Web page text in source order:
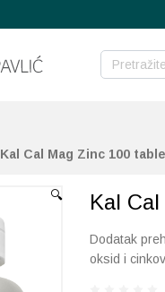
Kal Cal Mag Zinc 100
🔍 Kal
Dodatak
oksid i